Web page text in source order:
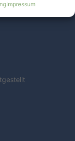
Impressum